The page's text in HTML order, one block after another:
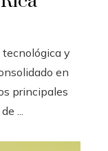
tecnológica y
en
principales
...